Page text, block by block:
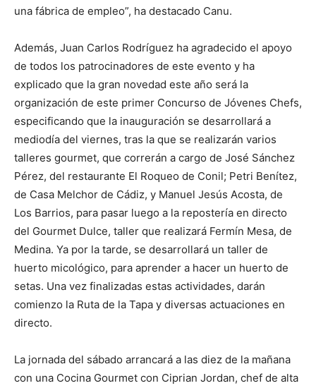
una fábrica de empleo”, ha destacado Canu.
Además, Juan Carlos Rodríguez ha agradecido el apoyo
de todos los patrocinadores de este evento y ha
explicado que la gran novedad este año será la
organización de este primer Concurso de Jóvenes Chefs,
especificando que la inauguración se desarrollará a
mediodía del viernes, tras la que se realizarán varios
talleres gourmet, que correrán a cargo de José Sánchez
Pérez, del restaurante El Roqueo de Conil; Petri Benítez,
de Casa Melchor de Cádiz, y Manuel Jesús Acosta, de
Los Barrios, para pasar luego a la repostería en directo
del Gourmet Dulce, taller que realizará Fermín Mesa, de
Medina. Ya por la tarde, se desarrollará un taller de
huerto micológico, para aprender a hacer un huerto de
setas. Una vez finalizadas estas actividades, darán
comienzo la Ruta de la Tapa y diversas actuaciones en
directo.
La jornada del sábado arrancará a las diez de la mañana
con una Cocina Gourmet con Ciprian Jordan, chef de alta